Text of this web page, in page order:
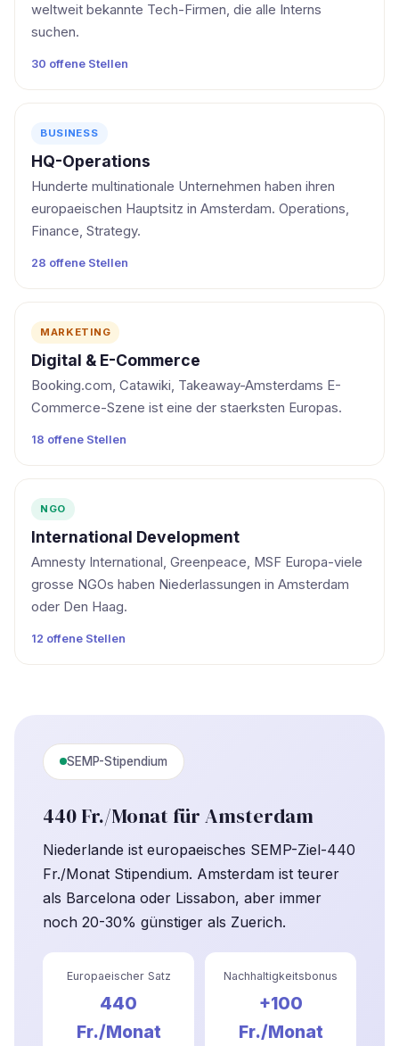
weltweit bekannte Tech-Firmen, die alle Interns
suchen.
30 offene Stellen
BUSINESS
HQ-Operations
Hunderte multinationale Unternehmen haben ihren
europaeischen Hauptsitz in Amsterdam. Operations,
Finance, Strategy.
28 offene Stellen
MARKETING
Digital & E-Commerce
Booking.com, Catawiki, Takeaway-Amsterdams E-
Commerce-Szene ist eine der staerksten Europas.
18 offene Stellen
NGO
International Development
Amnesty International, Greenpeace, MSF Europa-viele
grosse NGOs haben Niederlassungen in Amsterdam
oder Den Haag.
12 offene Stellen
SEMP-Stipendium
440 Fr./Monat für Amsterdam
Niederlande ist europaeisches SEMP-Ziel-440
Fr./Monat Stipendium. Amsterdam ist teurer
als Barcelona oder Lissabon, aber immer
noch 20-30% günstiger als Zuerich.
Europaeischer Satz
440
Fr./Monat
Nachhaltigkeitsbonus
+100
Fr./Monat